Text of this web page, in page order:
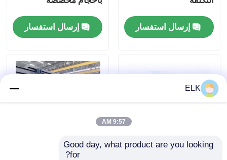
اتصل بنا
القضايا
إرسال استفسار إرسال استفسار
طول المبنى هيكل الفولاذ
ELK
9:57 AM
Good day, what product are you looking
for?